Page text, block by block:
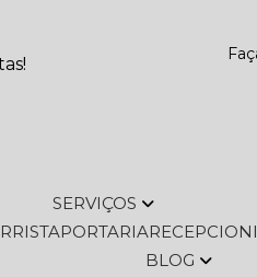
SERVIÇOS
PORTARIA
BLOG